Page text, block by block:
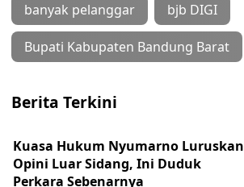
banyak pelanggar bjb DIGI
Bupati Kabupaten Bandung Barat
Berita Terkini
Kuasa Hukum Nyumarno Luruskan
Opini Luar Sidang, Ini Duduk
Perkara Sebenarnya ​